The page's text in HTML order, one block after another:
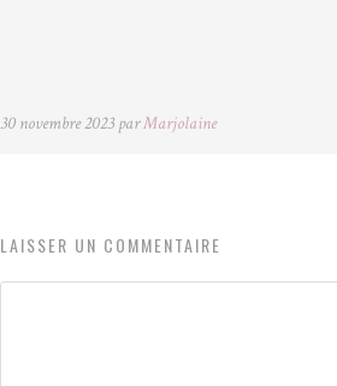
30 novembre 2023 parMarjolaine
LAISSER UN COMMENTAIRE